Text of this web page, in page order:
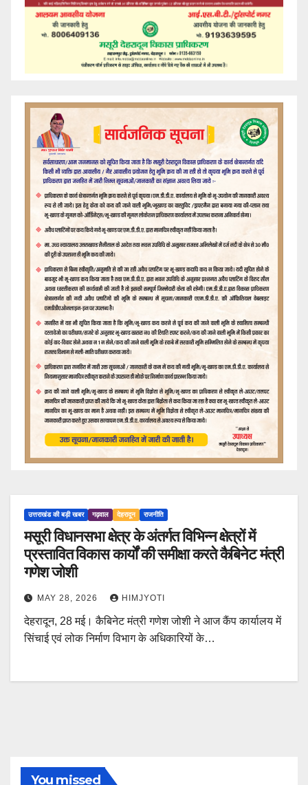
उत्तराखंड की बड़ी खबर गढ़वाल देहरादून राजनीति
मसूरी विधानसभा क्षेत्र के अंतर्गत विभिन्न क्षेत्रों में
प्रस्तावित विकास कार्यों की समीक्षा करते कैबिनेट मंत्री
गणेश जोशी
MAY 28, 2026 HIMJYOTI
देहरादून, 28 मई। कैबिनेट मंत्री गणेश जोशी ने आज कैंप कार्यालय में
सिंचाई एवं लोक निर्माण विभाग के अधिकारियों के…
You missed